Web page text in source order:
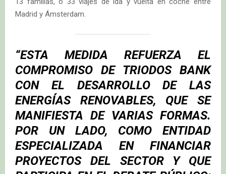
Madrid y Ámsterdam.
“ESTA MEDIDA REFUERZA EL
COMPROMISO DE TRIODOS BANK
CON EL DESARROLLO DE LAS
ENERGÍAS RENOVABLES, QUE SE
MANIFIESTA DE VARIAS FORMAS.
POR UN LADO, COMO ENTIDAD
ESPECIALIZADA EN FINANCIAR
PROYECTOS DEL SECTOR Y QUE